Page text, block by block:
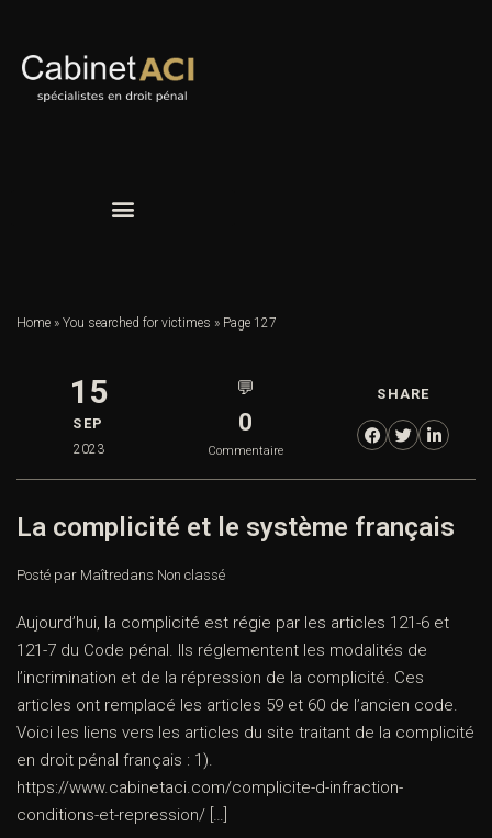
Home » You searched for victimes » Page 127
15
SEP
2023
💬
0
Commentaire
SHARE
La complicité et le système français
Posté par Maîtredans Non classé
Aujourd’hui, la complicité est régie par les articles 121-6 et
121-7 du Code pénal. Ils réglementent les modalités de
l’incrimination et de la répression de la complicité. Ces
articles ont remplacé les articles 59 et 60 de l’ancien code.
Voici les liens vers les articles du site traitant de la complicité
en droit pénal français : 1).
https://www.cabinetaci.com/complicite-d-infraction-
conditions-et-repression/ […]